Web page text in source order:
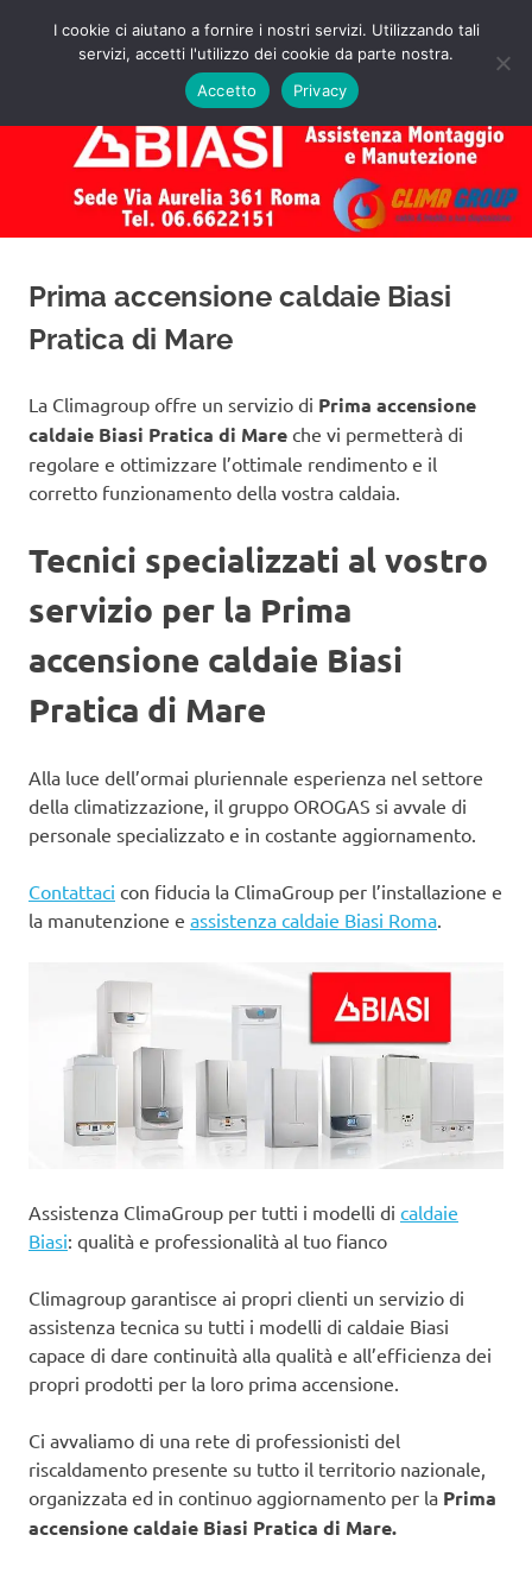
Assistenza
Caldaie
Biasi
Roma
Preventivo!
MENU
Prima accensione caldaie Biasi
Pratica di Mare
La Climagroup offre un servizio di Prima accensione
caldaie Biasi Pratica di Mare che vi permetterà di
regolare e ottimizzare l’ottimale rendimento e il
corretto funzionamento della vostra caldaia.
Tecnici specializzati al vostro
servizio per la Prima
accensione caldaie Biasi
Pratica di Mare
Alla luce dell’ormai pluriennale esperienza nel settore
della climatizzazione, il gruppo OROGAS si avvale di
personale specializzato e in costante aggiornamento.
Contattaci con fiducia la ClimaGroup per l’installazione e
la manutenzione e assistenza caldaie Biasi Roma.
Assistenza ClimaGroup per tutti i modelli di caldaie
Biasi: qualità e professionalità al tuo fianco
Climagroup garantisce ai propri clienti un servizio di
assistenza tecnica su tutti i modelli di caldaie Biasi
capace di dare continuità alla qualità e all’efficienza dei
propri prodotti per la loro prima accensione.
Ci avvaliamo di una rete di professionisti del
riscaldamento presente su tutto il territorio nazionale,
organizzata ed in continuo aggiornamento per la Prima
accensione caldaie Biasi Pratica di Mare.
I cookie ci aiutano a fornire i nostri servizi. Utilizzando tali
servizi, accetti l'utilizzo dei cookie da parte nostra.
Accetto
Privacy